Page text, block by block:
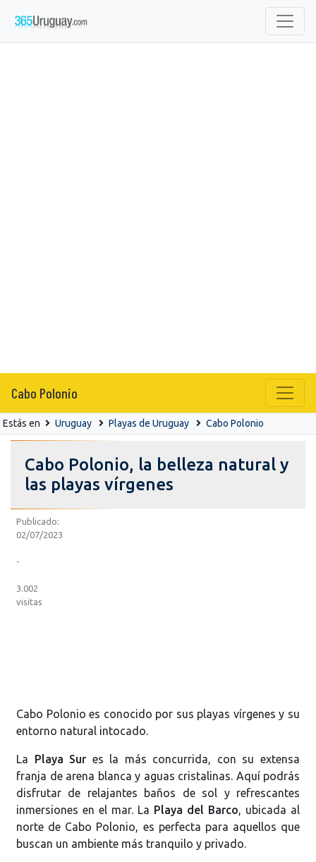
Cabo Polonio
Estás en Uruguay Playas de Uruguay Cabo Polonio
Cabo Polonio, la belleza natural y
las playas vírgenes
Publicado:
02/07/2023
-
3.002
visitas
Cabo Polonio es conocido por sus playas vírgenes y su
entorno natural intocado.
La Playa Sur es la más concurrida, con su extensa
franja de arena blanca y aguas cristalinas. Aquí podrás
disfrutar de relajantes baños de sol y refrescantes
inmersiones en el mar. La Playa del Barco, ubicada al
norte de Cabo Polonio, es perfecta para aquellos que
buscan un ambiente más tranquilo y privado.